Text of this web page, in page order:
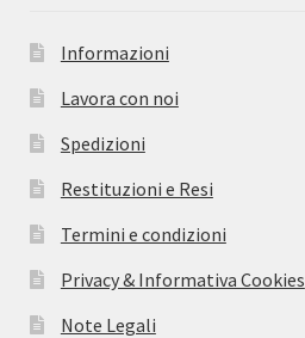
Informazioni
Lavora con noi
Spedizioni
Restituzioni e Resi
Termini e condizioni
Privacy & Informativa Cookies
Note Legali